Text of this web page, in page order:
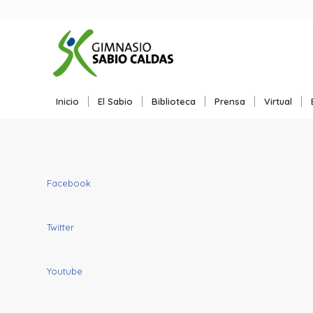
Inicio El Sabio Biblioteca Prensa Virtual
Facebook
Twitter
Youtube